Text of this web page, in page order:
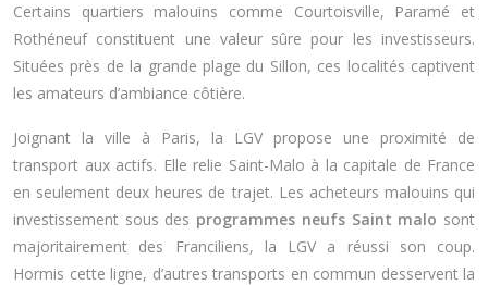
Certains quartiers malouins comme Courtoisville, Paramé et
Rothéneuf constituent une valeur sûre pour les investisseurs.
Situées près de la grande plage du Sillon, ces localités captivent
les amateurs d’ambiance côtière.
Joignant la ville à Paris, la LGV propose une proximité de
transport aux actifs. Elle relie Saint-Malo à la capitale de France
en seulement deux heures de trajet. Les acheteurs malouins qui
investissement sous des programmes neufs Saint malo sont
majoritairement des Franciliens, la LGV a réussi son coup.
Hormis cette ligne, d’autres transports en commun desservent la